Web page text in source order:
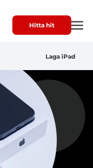
Hitta hit
Laga iPad